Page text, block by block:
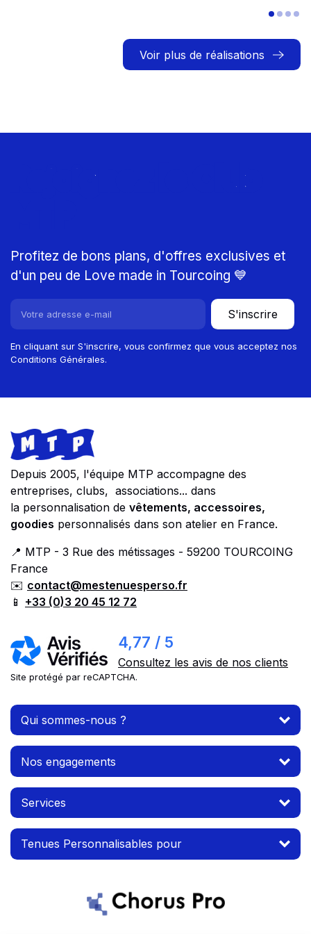
Voir plus de réalisations
Rejoignez le Club
Profitez de bons plans, d'offres exclusives et
d'un peu de Love made in Tourcoing 💙
S'inscrire
En cliquant sur S'inscrire, vous confirmez que vous acceptez nos
Conditions Générales.
Footer
Store information
Depuis 2005, l'équipe MTP accompagne des
entreprises, clubs, associations... dans
la personnalisation de vêtements, accessoires,
goodies personnalisés dans son atelier en France.
📍 MTP - 3 Rue des métissages - 59200 TOURCOING
France
✉️ contact@mestenuesperso.fr
📱 +33 (0)3 20 45 12 72
4,77 / 5
Consultez les avis de nos clients
Site protégé par reCAPTCHA.
Qui sommes-nous ?
Nos engagements
Services
Tenues Personnalisables pour